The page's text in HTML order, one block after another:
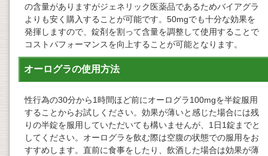
の含量がありますがジェネリック医薬品であるためバイアグラ
よりも安く購入することが可能です。50mgでも十分な効果を
発揮しますので、錠剤を割って含量を調整して使用することで
コストパフォーマンスを向上することが可能となります。
オーログラの使用方法
性行為の30分から1時間ほど前にオーログラ100mgを半錠服用
することからお試しください。効果が薄いと感じた場合には残
りの半錠を服用していただいても構いませんが、1日1錠までと
してください。オーログラを飲む際は空腹の状態での服用をお
すすめします。直前に食事をしたり、飲酒した場合は効果が薄